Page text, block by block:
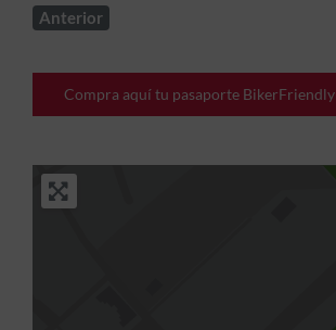
Anterior
Compra aquí tu pasaporte BikerFriendly